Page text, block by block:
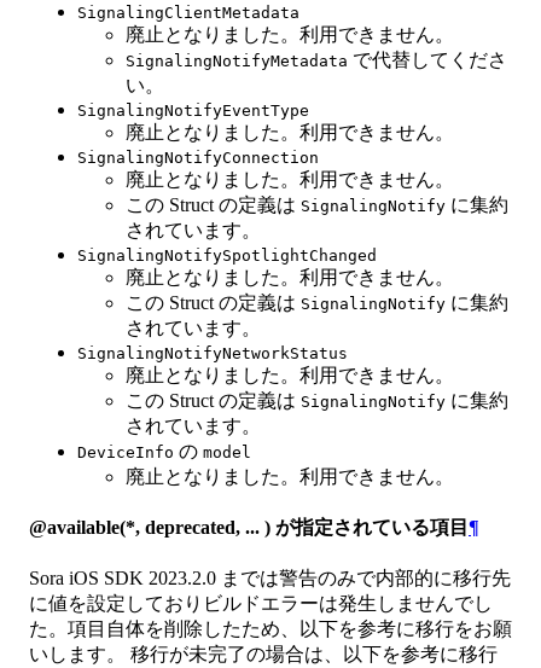
SignalingClientMetadata
廃止となりました。利用できません。
SignalingNotifyMetadata で代替してくださ
い。
SignalingNotifyEventType
廃止となりました。利用できません。
SignalingNotifyConnection
廃止となりました。利用できません。
この Struct の定義は SignalingNotify に集約
されています。
SignalingNotifySpotlightChanged
廃止となりました。利用できません。
この Struct の定義は SignalingNotify に集約
されています。
SignalingNotifyNetworkStatus
廃止となりました。利用できません。
この Struct の定義は SignalingNotify に集約
されています。
DeviceInfo の model
廃止となりました。利用できません。
@available(*, deprecated, ... ) が指定されている項目 ¶
Sora iOS SDK 2023.2.0 までは警告のみで内部的に移行先
に値を設定しておりビルドエラーは発生しませんでし
た。項目自体を削除したため、以下を参考に移行をお願
いします。 移行が未完了の場合は、以下を参考に移行